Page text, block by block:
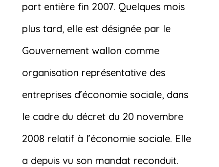
part entière fin 2007. Quelques mois
plus tard, elle est désignée par le
Gouvernement wallon comme
organisation représentative des
entreprises d’économie sociale, dans
le cadre du décret du 20 novembre
2008 relatif à l’économie sociale. Elle
a depuis vu son mandat reconduit.